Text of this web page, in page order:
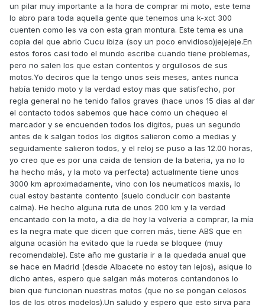
un pilar muy importante a la hora de comprar mi moto, este tema
lo abro para toda aquella gente que tenemos una k-xct 300
cuenten como les va con esta gran montura. Este tema es una
copia del que abrio Cucu ibiza (soy un poco envidioso)jejejeje.En
estos foros casi todo el mundo escribe cuando tiene problemas,
pero no salen los que estan contentos y orgullosos de sus
motos.Yo deciros que la tengo unos seis meses, antes nunca
había tenido moto y la verdad estoy mas que satisfecho, por
regla general no he tenido fallos graves (hace unos 15 dias al dar
el contacto todos sabemos que hace como un chequeo el
marcador y se encuenden todos los digitos, pues un segundo
antes de k salgan todos los digitos salieron como a medias y
seguidamente salieron todos, y el reloj se puso a las 12.00 horas,
yo creo que es por una caida de tension de la bateria, ya no lo
ha hecho más, y la moto va perfecta) actualmente tiene unos
3000 km aproximadamente, vino con los neumaticos maxis, lo
cual estoy bastante contento (suelo conducir con bastante
calma). He hecho alguna ruta de unos 200 km y la verdad
encantado con la moto, a dia de hoy la volvería a comprar, la mía
es la negra mate que dicen que corren más, tiene ABS que en
alguna ocasión ha evitado que la rueda se bloquee (muy
recomendable). Este año me gustaria ir a la quedada anual que
se hace en Madrid (desde Albacete no estoy tan lejos), asique lo
dicho antes, espero que salgan más moteros contandonos lo
bien que funcionan nuestras motos (que no se pongan celosos
los de los otros modelos).Un saludo y espero que esto sirva para